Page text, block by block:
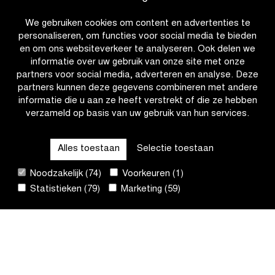
We gebruiken cookies om content en advertenties te
personaliseren, om functies voor social media te bieden
en om ons websiteverkeer te analyseren. Ook delen we
informatie over uw gebruik van onze site met onze
partners voor social media, adverteren en analyse. Deze
partners kunnen deze gegevens combineren met andere
informatie die u aan ze heeft verstrekt of die ze hebben
verzameld op basis van uw gebruik van hun services.
Alles toestaan Selectie toestaan
Noodzakelijk (74)
Voorkeuren (1)
Statistieken (79)
Marketing (59)
#IFF26
QUICK LINKS
CONTACT